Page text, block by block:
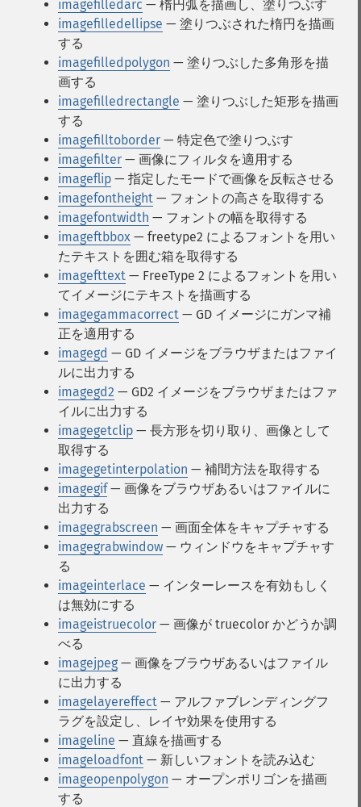
imagefilledarc — 楕円弧を描画し、塗りつぶす
imagefilledellipse — 塗りつぶされた楕円を描画
する
imagefilledpolygon — 塗りつぶした多角形を描
画する
imagefilledrectangle — 塗りつぶした矩形を描画
する
imagefilltoborder — 特定色で塗りつぶす
imagefilter — 画像にフィルタを適用する
imageflip — 指定したモードで画像を反転させる
imagefontheight — フォントの高さを取得する
imagefontwidth — フォントの幅を取得する
imageftbbox — freetype2 によるフォントを用い
たテキストを囲む箱を取得する
imagefttext — FreeType 2 によるフォントを用い
てイメージにテキストを描画する
imagegammacorrect — GD イメージにガンマ補
正を適用する
imagegd — GD イメージをブラウザまたはファイ
ルに出力する
imagegd2 — GD2 イメージをブラウザまたはファ
イルに出力する
imagegetclip — 長方形を切り取り、画像として
取得する
imagegetinterpolation — 補間方法を取得する
imagegif— 画像をブラウザあるいはファイルに
出力する
imagegrabscreen — 画面全体をキャプチャする
imagegrabwindow — ウィンドウをキャプチャす
る
imageinterlace — インターレースを有効もしく
は無効にする
imageistruecolor — 画像が truecolor かどうか調
べる
imagejpeg — 画像をブラウザあるいはファイル
に出力する
imagelayereffect — アルファブレンディングフ
ラグを設定し、レイヤ効果を使用する
imageline — 直線を描画する
imageloadfont — 新しいフォントを読み込む
imageopenpolygon — オープンポリゴンを描画
する